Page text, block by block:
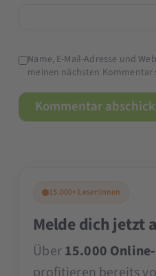
Name, E-Mail-Adresse und
meinen nächsten Kommentar
15.000+ Leser:innen
Melde dich jetzt
Über15.000